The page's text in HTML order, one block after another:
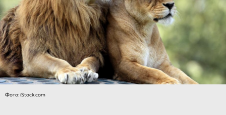
Фото: iStock.com